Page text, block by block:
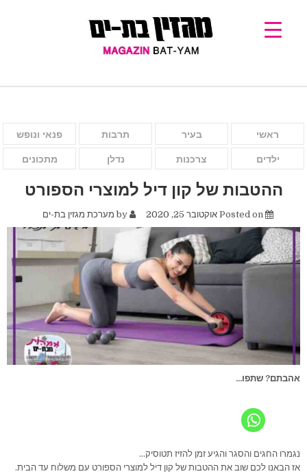
ראשי בעיר תרבות פנאי ונופש
ילדים צרכנות נדלן מתכונים
ההטבות של קון דיל למוצרי הספורט
Posted on אוקטובר 25, 2020 by מערכת מגזין בת-ים
אהבתם? שתפו...
נגמרו החגים והסגר והגיע זמן להזיז תטוסיק…
אז הבאנו לכם שוב את ההטבות של קון דיל למוצרי הספורט עם משלוח עד הבית.